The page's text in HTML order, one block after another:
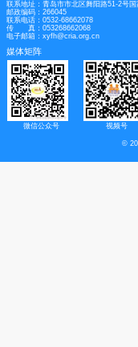
硬脂酸 国产一级酸
双胶纸
双铜纸
------
免责声明：协会力求对使用
更。此信息仅供客户作为参
数据来源：隆众资讯